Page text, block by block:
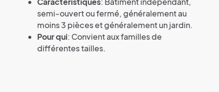
semi-ouvert ou fermé, généralement au
moins 3 pièces et généralement un jardin.
Pour qui: Convient aux familles de
différentes tailles.